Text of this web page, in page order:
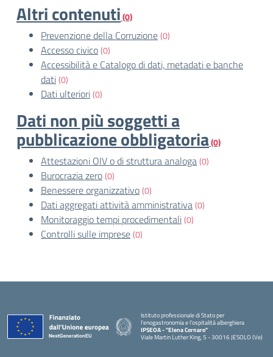
Altri contenuti(0)
Prevenzione della Corruzione(0)
Accesso civico(0)
Accessibilità e Catalogo di dati, metadati e banche
dati(0)
Dati ulteriori(0)
Dati non più soggetti a
pubblicazione obbligatoria(0)
Attestazioni OIV o di struttura analoga(0)
Burocrazia zero(0)
Benessere organizzativo(0)
Dati aggregati attività amministrativa(0)
Monitoraggio tempi procedimentali(0)
Controlli sulle imprese(0)
Istituto professionale di Stato per
l'enogastronomia e l'ospitalità alberghiera
IPSEOA - ''Elena Cornaro"
Viale Martin Luther King, 5 - 30016 JESOLO (Ve)
— Visita la pagina iniziale della scuola